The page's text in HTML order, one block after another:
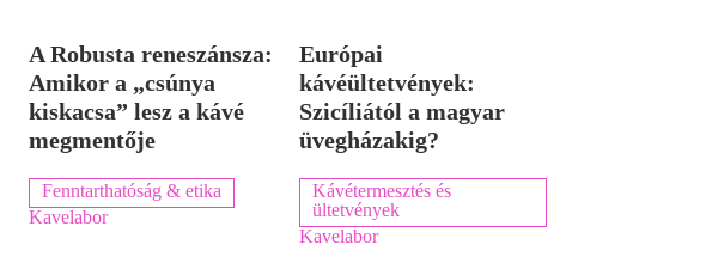
A Robusta reneszánsza:
Amikor a „csúnya
kiskacsa” lesz a kávé
megmentője
Fenntarthatóság & etika
Kavelabor
Európai
kávéültetvények:
Szicíliától a magyar
üvegházakig?
Kávétermesztés és
ültetvények
Kavelabor